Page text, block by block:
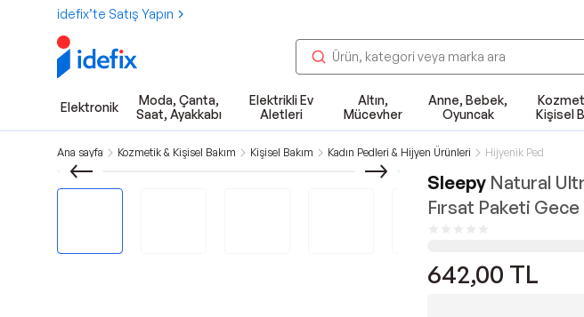
idefix’te Satış Yapın
Elektronik
Moda, Çanta,
Saat, Ayakkabı
Elektrikli Ev
Aletleri
Altın,
Mücevher
Anne, Bebek,
Oyuncak
Kişisel
Ana sayfa Kozmetik & Kişisel Bakım Kişisel Bakım Kadın Pedleri & Hijyen Ürünleri Hijyenik Ped
Sleepy Natural
Fırsat Paketi
642,00 TL